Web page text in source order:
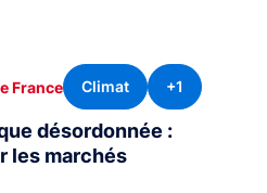
désordonnée :
les marchés
France Climat +1